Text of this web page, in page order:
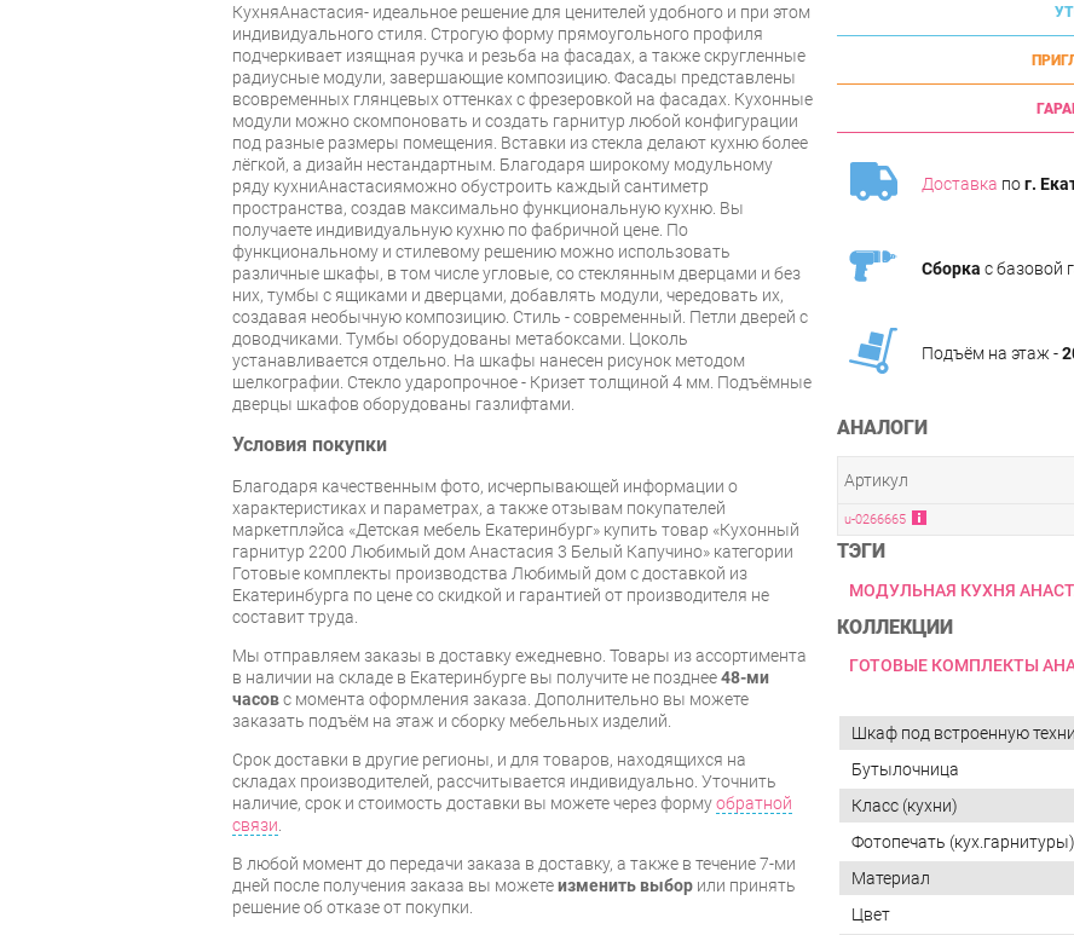
Доставка пог.
Сборка с базовой
Подъём на этаж -
АНАЛОГИ
Артикул
u-0266665
ТЭГИ
МОДУЛЬНАЯ КУХНЯ
КОЛЛЕКЦИИ
ГОТОВЫЕ КОМПЛЕКТЫ
КухняАнастасия- идеальное решение для ценителей удобного и при этом
индивидуального стиля. Строгую форму прямоугольного профиля
подчеркивает изящная ручка и резьба на фасадах, а также скругленные
радиусные модули, завершающие композицию. Фасады представлены
всовременных глянцевых оттенках с фрезеровкой на фасадах. Кухонные
модули можно скомпоновать и создать гарнитур любой конфигурации
под разные размеры помещения. Вставки из стекла делают кухню более
лёгкой, а дизайн нестандартным. Благодаря широкому модульному
ряду кухниАнастасияможно обустроить каждый сантиметр
пространства, создав максимально функциональную кухню. Вы
получаете индивидуальную кухню по фабричной цене. По
функциональному и стилевому решению можно использовать
различные шкафы, в том числе угловые, со стеклянным дверцами и без
них, тумбы с ящиками и дверцами, добавлять модули, чередовать их,
создавая необычную композицию. Стиль - современный. Петли дверей с
доводчиками. Тумбы оборудованы метабоксами. Цоколь
устанавливается отдельно. На шкафы нанесен рисунок методом
шелкографии. Стекло ударопрочное - Кризет толщиной 4 мм. Подъёмные
дверцы шкафов оборудованы газлифтами.
Условия покупки
Благодаря качественным фото, исчерпывающей информации о
характеристиках и параметрах, а также отзывам покупателей
маркетплэйса «Детская мебель Екатеринбург» купить товар «Кухонный
гарнитур 2200 Любимый дом Анастасия 3 Белый Капучино» категории
Готовые комплекты производства Любимый дом с доставкой из
Екатеринбурга по цене со скидкой и гарантией от производителя не
составит труда.
Мы отправляем заказы в доставку ежедневно. Товары из ассортимента
в наличии на складе в Екатеринбурге вы получите не позднее48-ми
часовс момента оформления заказа. Дополнительно вы можете
заказать подъём на этаж и сборку мебельных изделий.
Срок доставки в другие регионы, и для товаров, находящихся на
складах производителей, рассчитывается индивидуально. Уточнить
наличие, срок и стоимость доставки вы можете через формуобратной
связи.
В любой момент до передачи заказа в доставку, а также в течение 7-ми
дней после получения заказа вы можетеизменить выбор или принять
решение об отказе от покупки.
Шкаф под встроенную
Бутылочница
Класс (кухни)
Фотопечать (кух.гарнитуры)
Материал
Цвет